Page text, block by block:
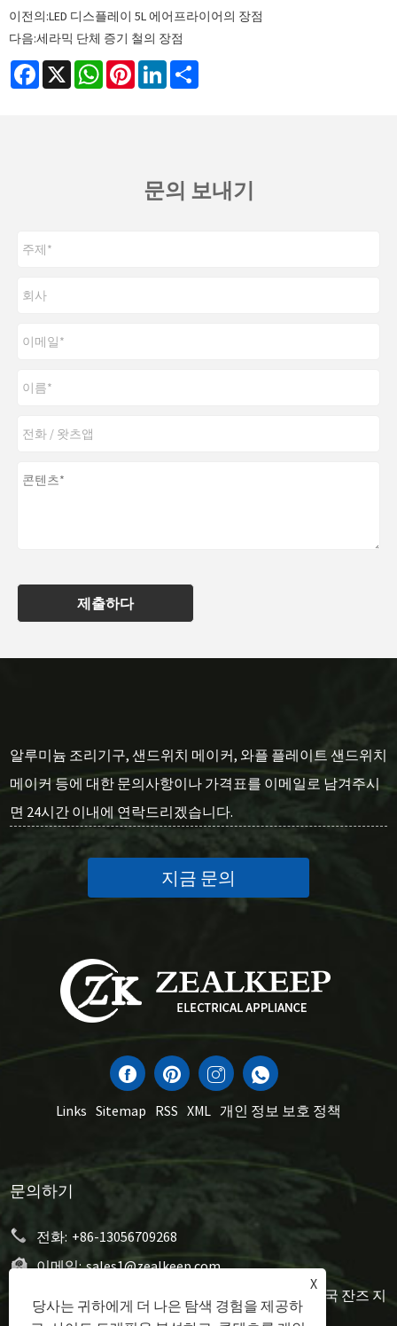
이전의:LED 디스플레이 5L 에어프라이어의 장점
다음:세라믹 단체 증기 철의 장점
Facebook
X WhatsAppPinterestLinkedIn
문의 보내기
제출하다
알루미늄 조리기구, 샌드위치 메이커, 와플 플레이트 샌드위치
메이커 등에 대한 문의사항이나 가격표를 이메일로 남겨주시
면 24시간 이내에 연락드리겠습니다.
지금 문의
Links Sitemap RSS XML 개인 정보 보호 정책
문의하기
전화: +86-13056709268
이메일: sales1@zealkeep.com
세인트 스트리트, Cixi City 및 시티 시티, 중국 잔즈 지
방 시티
X
당사는 귀하에게 더 나은 탐색 경험을 제공하